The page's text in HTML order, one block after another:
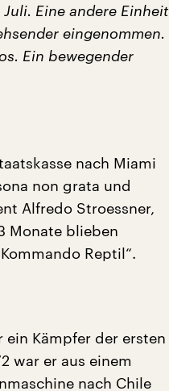
Eine andere Einheit
eingenommen.
Ein bewegender
nach Miami
non grata und
Alfredo Stroessner,
Monate blieben
Reptil“.
ein Kämpfer der ersten
war er aus einem
nach Chile